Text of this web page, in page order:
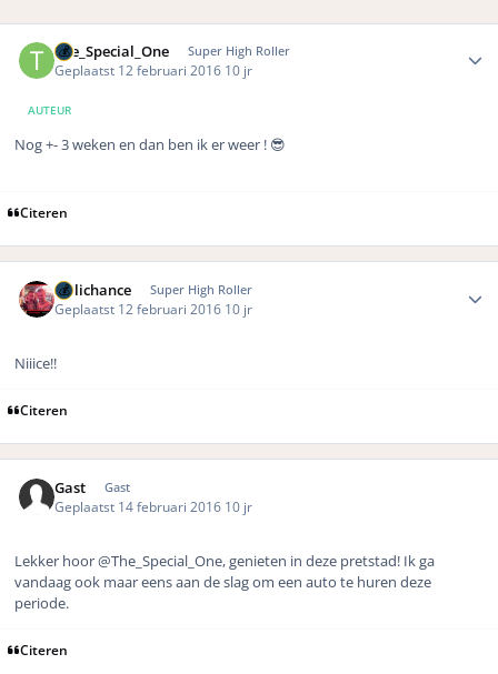
The_Special_One Super High Roller
Geplaatst 12 februari 2016 10 jr
AUTEUR
Nog +- 3 weken en dan ben ik er weer ! 😎
Citeren
Hillichance Super High Roller
Geplaatst 12 februari 2016 10 jr
Niiice!!
Citeren
Gast Gast
Geplaatst 14 februari 2016 10 jr
Lekker hoor@The_Special_One, genieten in deze pretstad! Ik ga
vandaag ook maar eens aan de slag om een auto te huren deze
periode.
Citeren